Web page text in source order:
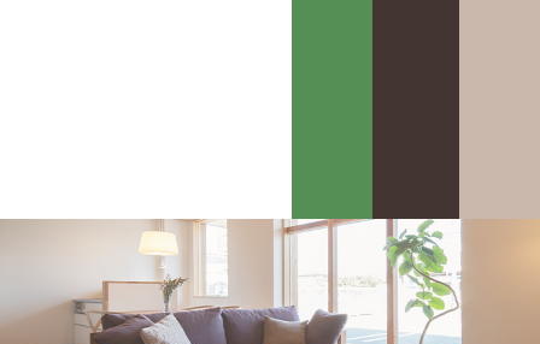
カスケホームグループ
お客様事例
お客様の声
みんなの不動産小話